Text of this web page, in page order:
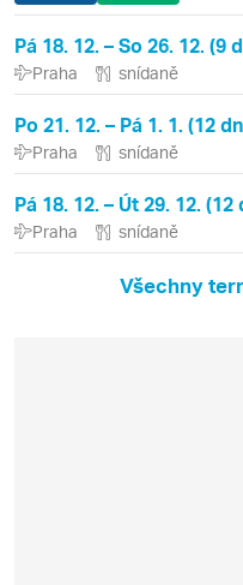
Pá 18. 12. – So 26. 12. (9
Praha snídaně
Po 21. 12. – Pá 1. 1. (12
Praha snídaně
Pá 18. 12. – Út 29. 12. (12
Praha snídaně
Všechny